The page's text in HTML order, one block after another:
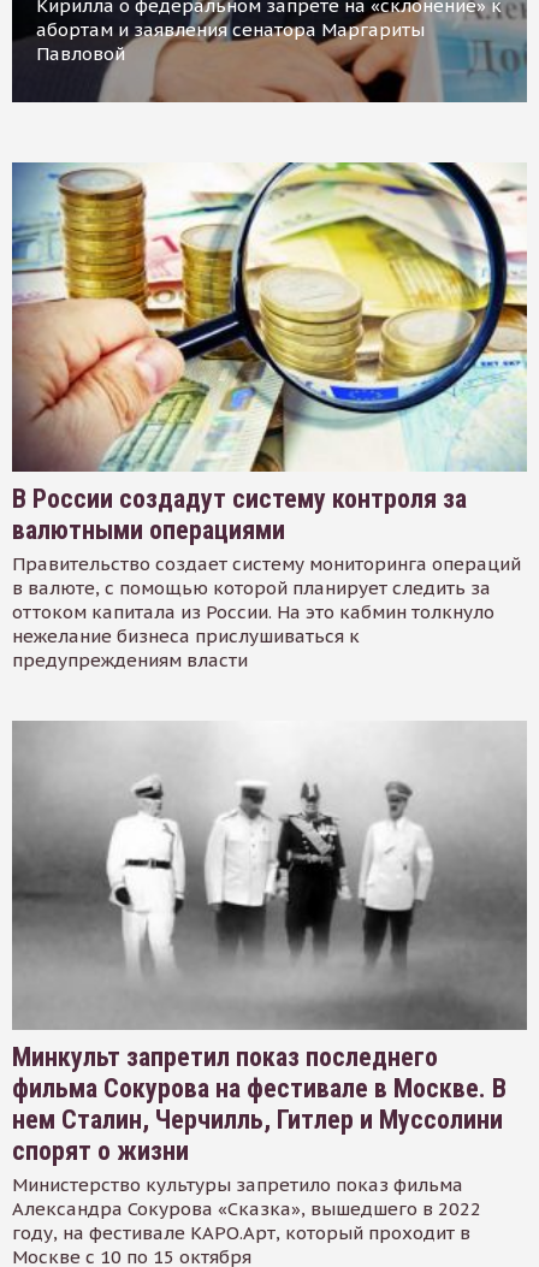
Кирилла о федеральном запрете на «склонение» к
абортам и заявления сенатора Маргариты
Павловой
В России создадут систему контроля за
валютными операциями
Правительство создает систему мониторинга операций
в валюте, с помощью которой планирует следить за
оттоком капитала из России. На это кабмин толкнуло
нежелание бизнеса прислушиваться к
предупреждениям власти
Минкульт запретил показ последнего
фильма Сокурова на фестивале в Москве. В
нем Сталин, Черчилль, Гитлер и Муссолини
спорят о жизни
Министерство культуры запретило показ фильма
Александра Сокурова «Сказка», вышедшего в 2022
году, на фестивале КАРО.Арт, который проходит в
Москве с 10 по 15 октября